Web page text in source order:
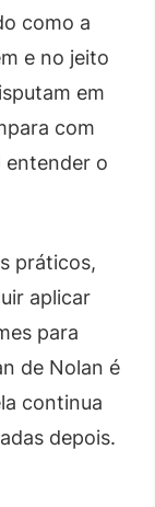
como a
e no jeito
em
com
entender o
práticos,
aplicar
para
de Nolan é
continua
depois.